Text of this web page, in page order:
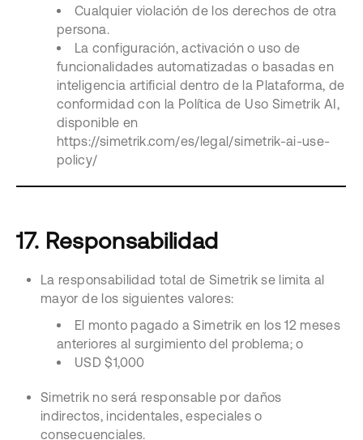
Cualquier violación de los derechos de otra
persona.
La configuración, activación o uso de
funcionalidades automatizadas o basadas en
inteligencia artificial dentro de la Plataforma, de
conformidad con la Política de Uso Simetrik AI,
disponible en
https://simetrik.com/es/legal/simetrik-ai-use-
policy/
17. Responsabilidad
La responsabilidad total de Simetrik se limita al
mayor de los siguientes valores:
El monto pagado a Simetrik en los 12 meses
anteriores al surgimiento del problema; o
USD $1,000
Simetrik no será responsable por daños
indirectos, incidentales, especiales o
consecuenciales.